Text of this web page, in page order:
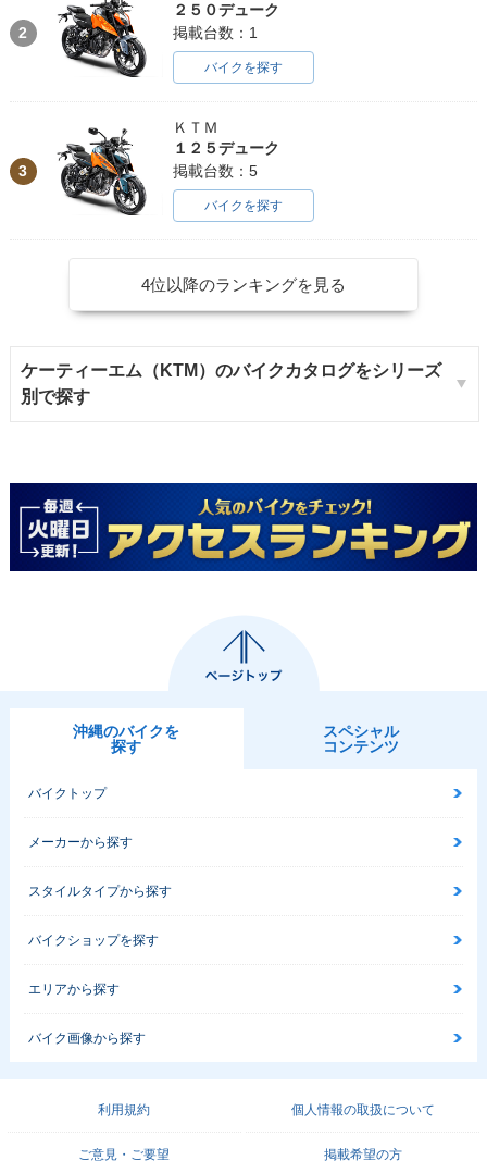
2
２５０デューク
掲載台数：1
バイクを探す
3
ＫＴＭ
１２５デューク
掲載台数：5
バイクを探す
4位以降のランキングを見る
ケーティーエム（KTM）のバイクカタログをシリーズ
別で探す
沖縄のバイクを
探す
スペシャル
コンテンツ
バイクトップ
メーカーから探す
スタイルタイプから探す
バイクショップを探す
エリアから探す
バイク画像から探す
利用規約 個人情報の取扱について
ご意見・ご要望 掲載希望の方